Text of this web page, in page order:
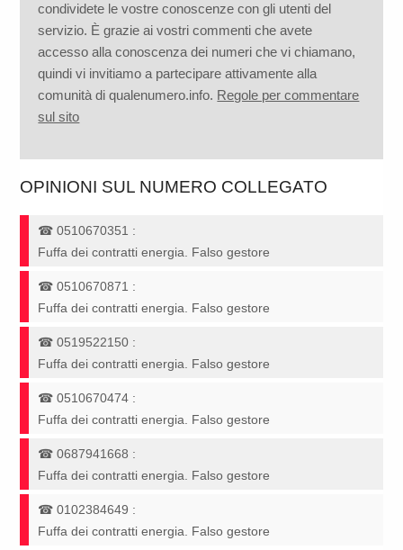
condividete le vostre conoscenze con gli utenti del
servizio. È grazie ai vostri commenti che avete
accesso alla conoscenza dei numeri che vi chiamano,
quindi vi invitiamo a partecipare attivamente alla
comunità di qualenumero.info. Regole per commentare
sul sito
OPINIONI SUL NUMERO COLLEGATO
☎0510670351 :
Fuffa dei contratti energia. Falso gestore
☎0510670871 :
Fuffa dei contratti energia. Falso gestore
☎0519522150 :
Fuffa dei contratti energia. Falso gestore
☎0510670474 :
Fuffa dei contratti energia. Falso gestore
☎0687941668 :
Fuffa dei contratti energia. Falso gestore
☎0102384649 :
Fuffa dei contratti energia. Falso gestore